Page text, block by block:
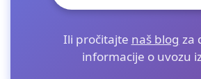
Ili pročitajte naš blog za
informacije o uvozu